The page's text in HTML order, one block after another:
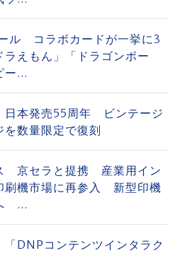
ル コラボカードが一挙に3
えもん」「ドラゴンボー
ー...
日本発売55周年 ビンテージ
を数量限定で復刻
京セラと提携 産業用イン
刷機市場に再参入 新型印機
...
DNPコンテンツインタラク